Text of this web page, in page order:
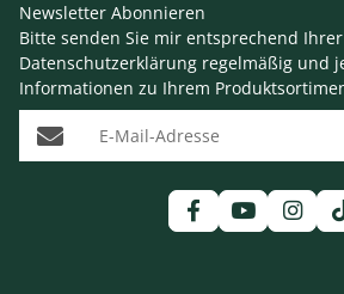
Newsletter Abonnieren
Bitte senden Sie mir entsprechend Ihrer
Datenschutzerklärung regelmäßig und
Informationen zu Ihrem
E-Mail-Adresse